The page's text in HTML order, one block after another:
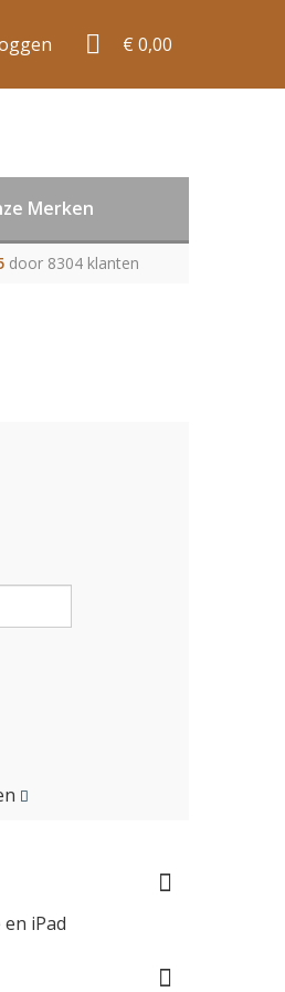
€ 0,00
Merken
door 8304 klanten
iPad